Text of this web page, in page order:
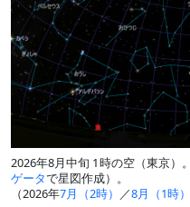
2026年8月中旬 1時の空（東京）
ゲータで星図作成）。
（2026年7月（2時） ／8月（1時）